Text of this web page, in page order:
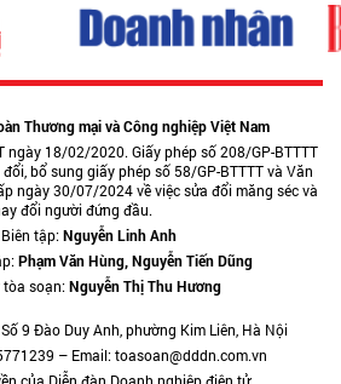
Thương mại và Công nghiệp Việt Nam
ngày 18/02/2020. Giấy phép số 208/GP-BTTTT
bổ sung giấy phép số 58/GP-BTTTT và Văn
ngày 30/07/2024 về việc sửa đổi măng séc và
đổi người đứng đầu.
tập:Nguyễn Linh Anh
Phạm Văn Hùng, Nguyễn Tiến Dũng
tòa soạn:Nguyễn Thị Thu Hương
9 Đào Duy Anh, phường Kim Liên, Hà Nội
– Email: toasoan@dddn.com.vn
của Diễn đàn Doanh nghiệp điện tử